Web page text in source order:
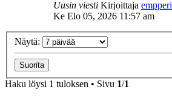
Uusin viesti Kirjoittaja empperi
Ke Elo 05, 2026 11:57 am
Näytä:
Haku löysi 1 tuloksen • Sivu 1/1